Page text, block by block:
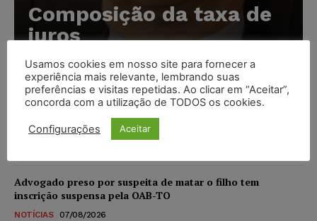
Composição da taxa de
juros
Carlos Henrique Abrão 07/08/2026
Meta é alvo de denúncia após anúncios com conteúdo
sexual infantil gerado por IA circularem em suas
plataformas
Advogado preso por suspeita de matar o filho tem
inscrição suspensa pela OAB-TO
NOTÍCIAS 07/08/2026
Usamos cookies em nosso site para fornecer a
experiência mais relevante, lembrando suas
preferências e visitas repetidas. Ao clicar em “Aceitar”,
concorda com a utilização de TODOS os cookies.
Configurações Aceitar